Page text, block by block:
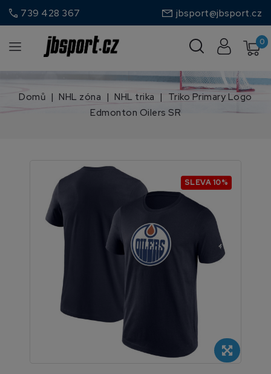
call 739 428 367 jbsport@jbsport.cz
0
Domů NHL zóna NHL trika
Triko Primary Logo
Edmonton Oilers SR
SLEVA 10%